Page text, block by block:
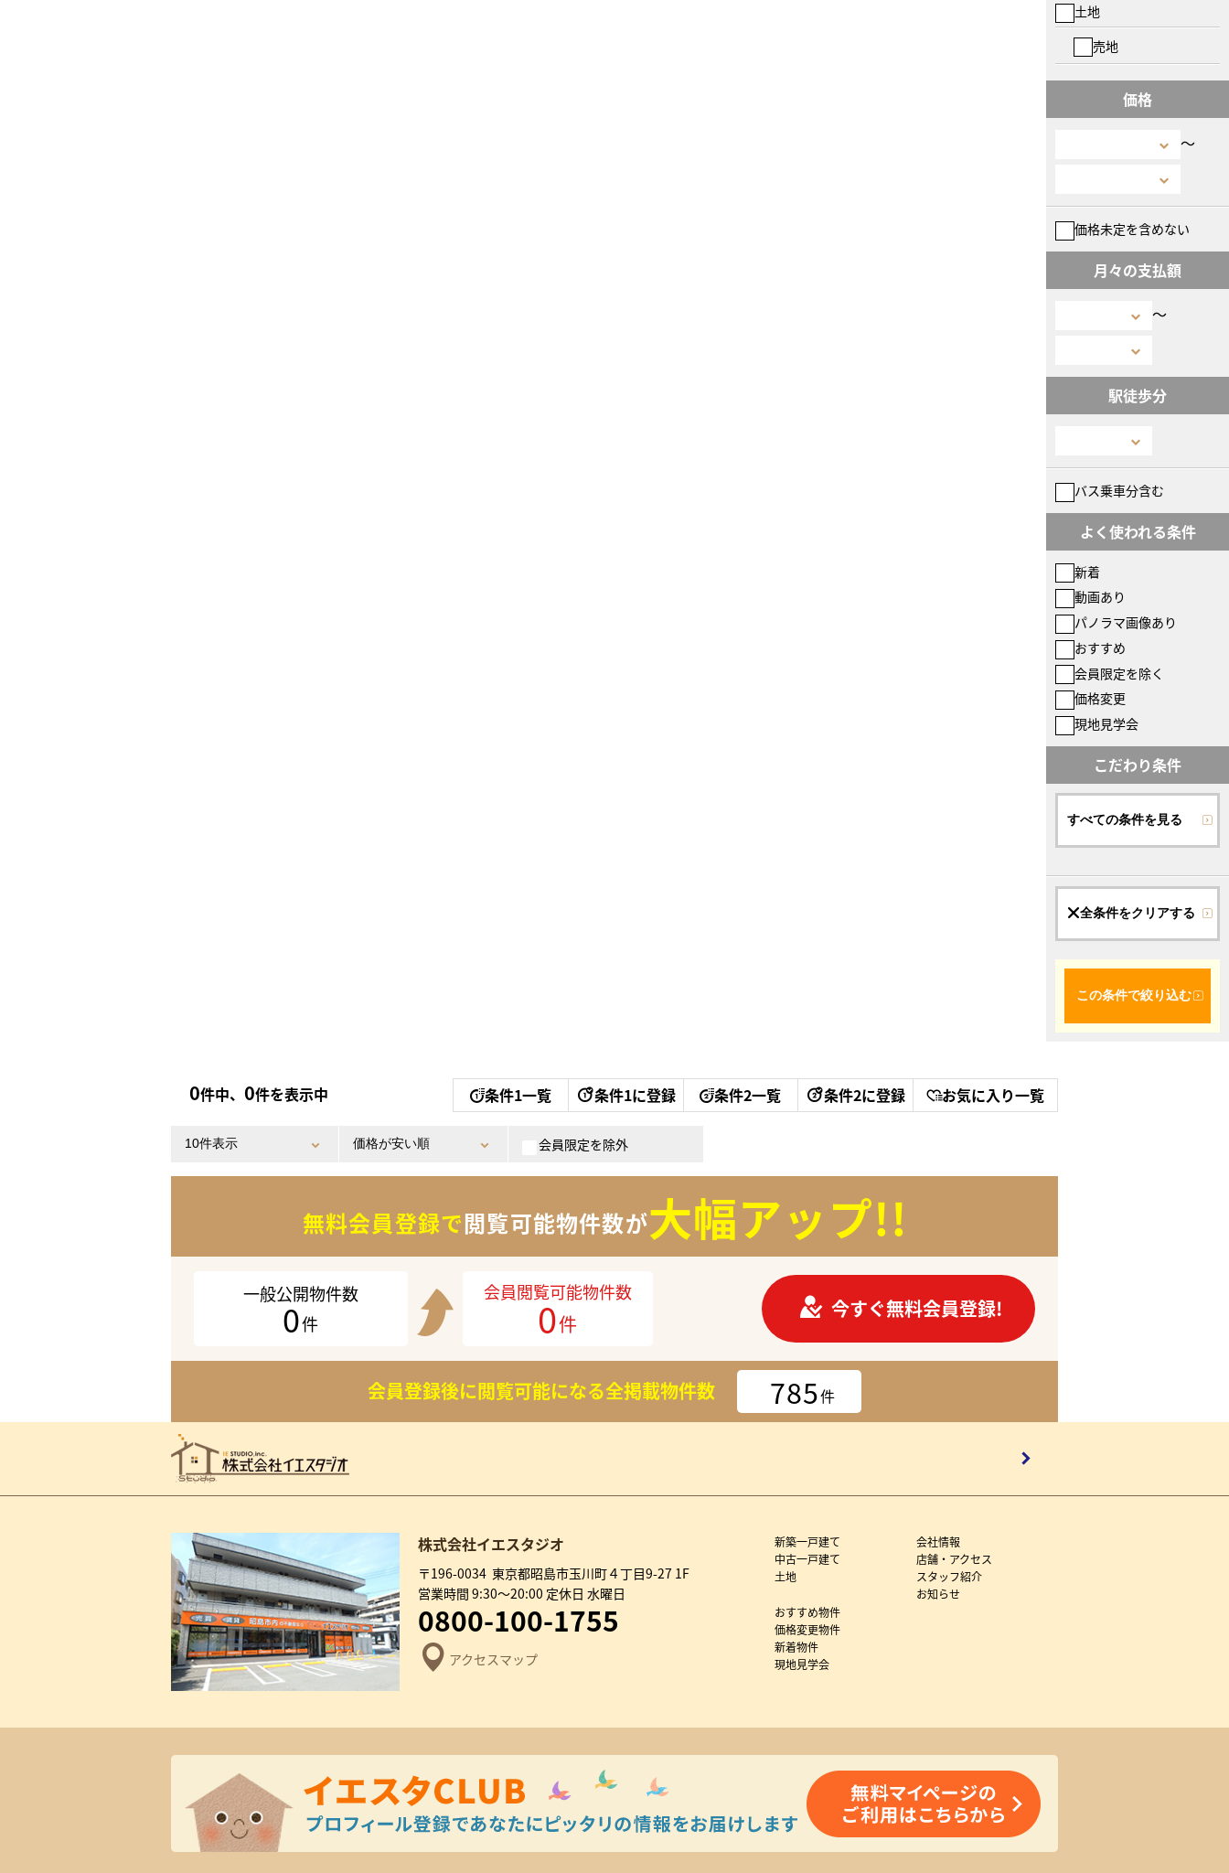
土地
売地
価格
〜
価格未定を含めない
月々の支払額
〜
駅徒歩分
バス乗車分含む
よく使われる条件
新着
動画あり
パノラマ画像あり
おすすめ
会員限定を除く
価格変更
現地見学会
こだわり条件
すべての条件を見る
全条件をクリアする
この条件で絞り込む
0件中、 0件を表示中 条件1一覧 条件1に登録 条件2一覧 条件2に登録 お気に入り一覧
会員限定を除外
無料会員登録で閲覧可能物件数が大幅アップ!!
一般公開物件数
0件
会員閲覧可能物件数
0件
今すぐ無料会員登録!
会員登録後に閲覧可能になる全掲載物件数 785件
株式会社イエスタジオ
〒196-0034 東京都昭島市玉川町４丁目9-27 1F
営業時間 9:30～20:00 定休日 水曜日
0800-100-1755
アクセスマップ
新築一戸建て
中古一戸建て
土地
おすすめ物件
価格変更物件
新着物件
現地見学会
会社情報
店舗・アクセス
スタッフ紹介
お知らせ